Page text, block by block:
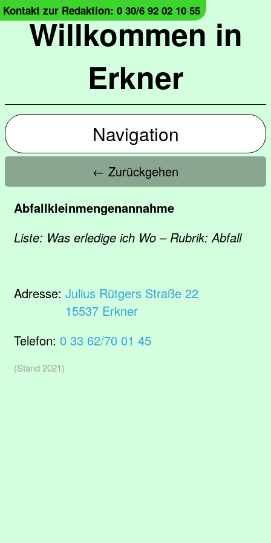
Willkommen in
Erkner
Kontakt zur Redaktion: 0 30/6 92 02 10 55
Navigation
← Zurückgehen
Abfallkleinmengenannahme
Liste: Was erledige ich Wo – Rubrik: Abfall
Adresse: Julius Rütgers Straße 22
15537 Erkner
Telefon: 0 33 62/70 01 45
(Stand 2021)